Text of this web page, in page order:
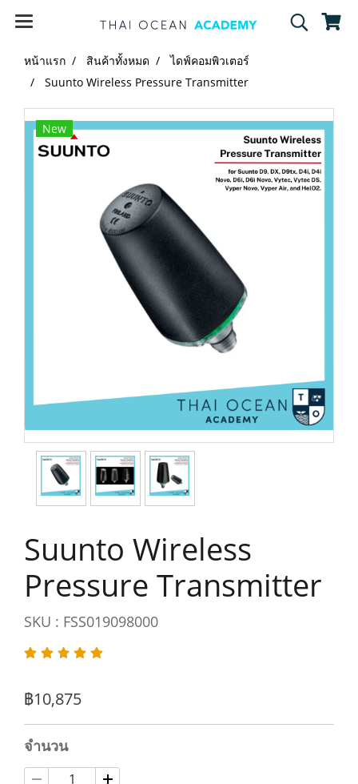
หน้าแรก สินค้าทั้งหมด
ไดฟ์คอมพิวเตอร์
Suunto Wireless Pressure Transmitter
New
Suunto Wireless
Pressure Transmitter
SKU : FSS019098000
฿10,875
จำนวน